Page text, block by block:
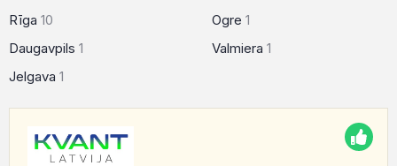
Rīga 10
Daugavpils 1
Jelgava 1
Ogre 1
Valmiera 1